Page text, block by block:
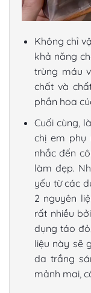
Không chỉ
khả năng
trùng máu
chất và
phần hoa
Cuối cùng,
chị em phụ
nhắc đến
làm đẹp.
yếu từ các
2 nguyên
rất nhiều
dụng táo
liệu này sẽ
da trắng
mảnh mai,